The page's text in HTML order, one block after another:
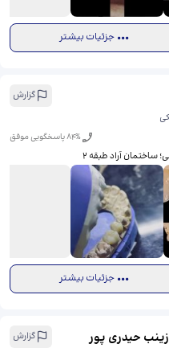
جزئیات بیشتر
گزارش
84% پاسخگویی موفق
ساختمان آراد طبقه ۲
جزئیات بیشتر
حیدری پور
گزارش